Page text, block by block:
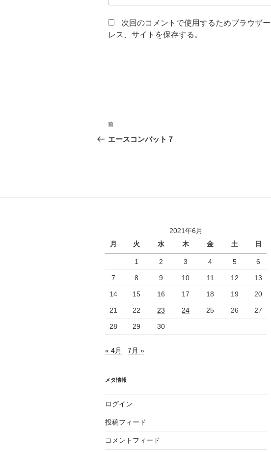
次回のコメントで使用するためブラウザ
レス、サイトを保存する。
投
稿
ョ
過
去
前
エースコンバット７
2021年6月
月
火 水 木 金 土 日
1 2 3 4 5 6
7 8 9 10 11 12 13
14 15 16 17 18 19 20
21 22 23 24 25 26 27
28 29 30
« 4月 7月 »
メタ情報
ログイン
投稿フィード
コメントフィード